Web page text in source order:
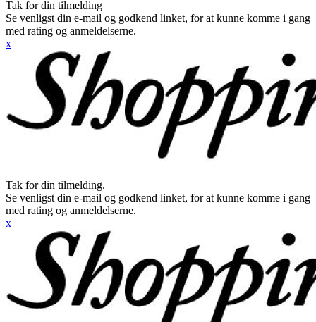
Tak for din tilmelding
Se venligst din e-mail og godkend linket, for at kunne komme i gang
med rating og anmeldelserne.
x
Tak for din tilmelding.
Se venligst din e-mail og godkend linket, for at kunne komme i gang
med rating og anmeldelserne.
x